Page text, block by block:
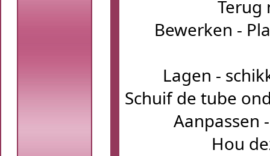
Terug
Bewerken -
Lagen -
Schuif de tube
Aanpassen
Hou